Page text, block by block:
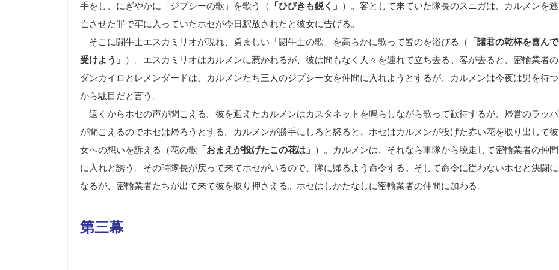
手をし、にぎやかに「ジプシーの歌」を歌う（
「ひびきも鋭く」 ）。客として来ていた隊長のスニガは、カルメンを逃
亡させた罪で牢に入っていたホセが今日釈放されたと彼女に告げる。
そこに闘牛士エスカミリオが現れ、勇ましい「闘牛士の歌」を高らかに歌って皆のを浴びる（
「諸君の乾杯を喜んで
受けよう」 ）。エスカミリオはカルメンに惹かれるが、彼は間もなく人々を連れて立ち去る。客が去ると、密輸業者の
ダンカイロとレメンダードは、カルメンたち三人のジプシー女を仲間に入れようとするが、カルメンは今夜は男を待つ
から駄目だと言う。
遠くからホセの声が聞こえる。彼を迎えたカルメンはカスタネットを鳴らしながら歌って歓待するが、帰営のラッパ
が聞こえるのでホセは帰ろうとする。カルメンが勝手にしろと怒ると、ホセはカルメンが投げた赤い花を取り出して彼
女への想いを訴える（花の歌 「おまえが投げたこの花は」 ）。カルメンは、それなら軍隊から脱走して密輸業者の仲間
に入れと誘う。その時隊長が戻って来てホセがいるので、隊に帰るよう命令する。そして命令に従わないホセと決闘に
なるが、密輸業者たちが出て来て彼を取り押さえる。ホセはしかたなしに密輸業者の仲間に加わる。
第三幕